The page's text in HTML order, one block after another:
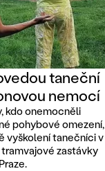
taneční
nemocí
kdo onemocněli
pohybové omezení,
vyškolení tanečníci v
zastávky